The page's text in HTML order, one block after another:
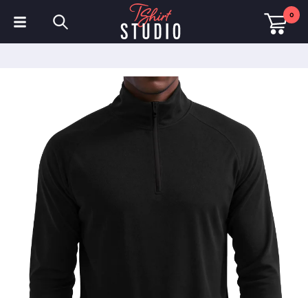
0
Sweats
Chapeaux et Casquettes
Vêtements de sport
Vêtements de travail
Polaires & Vestes